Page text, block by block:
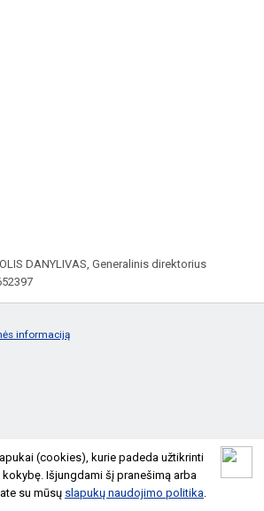
(cookies), kurie padeda užtikrinti
Išjungdami šį pranešimą arba
su mūsų slapukų naudojimo politika
DANYLIVAS, Generalinis direktorius
informaciją